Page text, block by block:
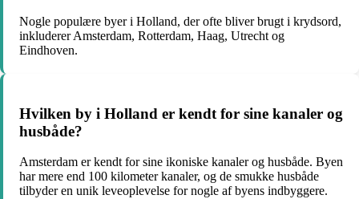
Nogle populære byer i Holland, der ofte bliver brugt i krydsord,
inkluderer Amsterdam, Rotterdam, Haag, Utrecht og
Eindhoven.
Hvilken by i Holland er kendt for sine kanaler og
husbåde?
Amsterdam er kendt for sine ikoniske kanaler og husbåde. Byen
har mere end 100 kilometer kanaler, og de smukke husbåde
tilbyder en unik leveoplevelse for nogle af byens indbyggere.